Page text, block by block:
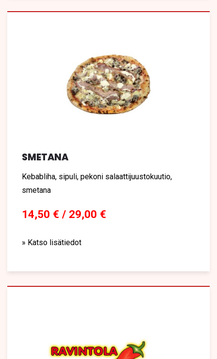
SMETANA
Kebabliha, sipuli, pekoni salaattijuustokuutio,
smetana
14,50 € / 29,00 €
» Katso lisätiedot